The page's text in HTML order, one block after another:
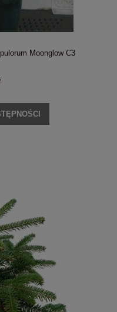
Moonglow C3